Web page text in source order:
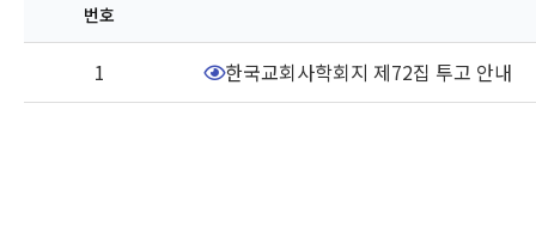
번호
1 한국교회사학회지 제72집 투고 안내